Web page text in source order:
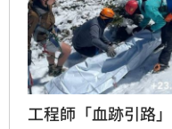
工程師「血跡引路